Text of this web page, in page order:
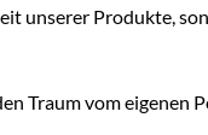
unserer Produkte,
Traum vom eigenen